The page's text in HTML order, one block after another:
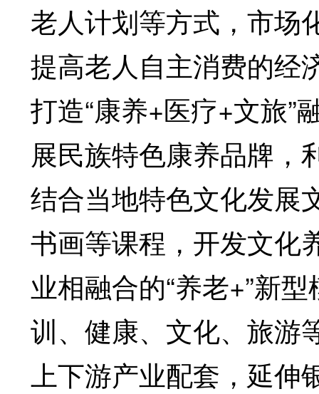
老人计划等方式，市场
提高老人自主消费的经
打造“康养+医疗+文旅”
展民族特色康养品牌，
结合当地特色文化发展
书画等课程，开发文化
业相融合的“养老+”新
训、健康、文化、旅游
上下游产业配套，延伸